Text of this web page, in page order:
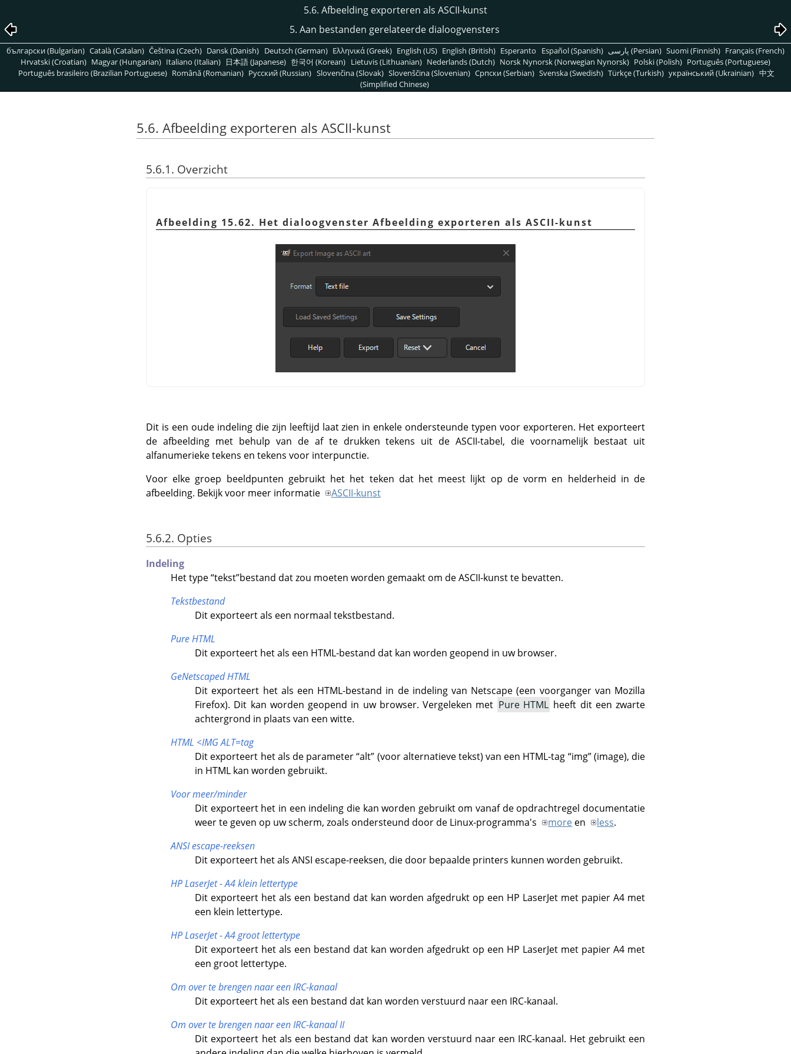
5.6. Afbeelding exporteren als ASCII-kunst
5. Aan bestanden gerelateerde dialoogvensters
български (Bulgarian) Català (Catalan) Čeština (Czech) Dansk (Danish) Deutsch (German) Ελληνικά (Greek) English (US) English (British) Esperanto Español (Spanish) پارسی (Persian) Suomi (Finnish) Français (French)
Hrvatski (Croatian) Magyar (Hungarian) Italiano (Italian) 日本語 (Japanese) 한국어 (Korean) Lietuvis (Lithuanian) Nederlands (Dutch) Norsk Nynorsk (Norwegian Nynorsk) Polski (Polish) Português (Portuguese)
Português brasileiro (Brazilian Portuguese) Română (Romanian) Pусский (Russian) Slovenčina (Slovak) Slovenščina (Slovenian) Српски (Serbian) Svenska (Swedish) Türkçe (Turkish) український (Ukrainian) 中文
(Simplified Chinese)
5.6. Afbeelding exporteren als ASCII-kunst
5.6.1. Overzicht
Afbeelding 15.62. Het dialoogvenster Afbeelding exporteren als ASCII-kunst
Dit is een oude indeling die zijn leeftijd laat zien in enkele ondersteunde typen voor exporteren. Het exporteert
de afbeelding met behulp van de af te drukken tekens uit de ASCII-tabel, die voornamelijk bestaat uit
alfanumerieke tekens en tekens voor interpunctie.
Voor elke groep beeldpunten gebruikt het het teken dat het meest lijkt op de vorm en helderheid in de
afbeelding. Bekijk voor meer informatie
ASCII-kunst
5.6.2. Opties
Indeling
Het type“tekst”bestand dat zou moeten worden gemaakt om de ASCII-kunst te bevatten.
Tekstbestand
Dit exporteert als een normaal tekstbestand.
Pure HTML
Dit exporteert het als een HTML-bestand dat kan worden geopend in uw browser.
GeNetscaped HTML
Dit exporteert het als een HTML-bestand in de indeling van Netscape (een voorganger van Mozilla
Firefox). Dit kan worden geopend in uw browser. Vergeleken met Pure HTML heeft dit een zwarte
achtergrond in plaats van een witte.
HTML <IMG ALT=tag
Dit exporteert het als de parameter“alt” (voor alternatieve tekst) van een HTML-tag “img”(image), die
in HTML kan worden gebruikt.
Voor meer/minder
Dit exporteert het in een indeling die kan worden gebruikt om vanaf de opdrachtregel documentatie
weer te geven op uw scherm, zoals ondersteund door de Linux-programma's
more en less.
ANSI escape-reeksen
Dit exporteert het als ANSI escape-reeksen, die door bepaalde printers kunnen worden gebruikt.
HP LaserJet - A4 klein lettertype
Dit exporteert het als een bestand dat kan worden afgedrukt op een HP LaserJet met papier A4 met
een klein lettertype.
HP LaserJet - A4 groot lettertype
Dit exporteert het als een bestand dat kan worden afgedrukt op een HP LaserJet met papier A4 met
een groot lettertype.
Om over te brengen naar een IRC-kanaal
Dit exporteert het als een bestand dat kan worden verstuurd naar een IRC-kanaal.
Om over te brengen naar een IRC-kanaal II
Dit exporteert het als een bestand dat kan worden verstuurd naar een IRC-kanaal. Het gebruikt een